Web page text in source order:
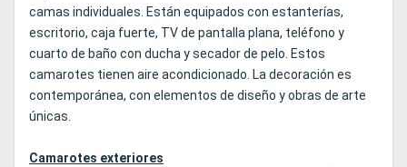
camas individuales. Están equipados con estanterías,
escritorio, caja fuerte, TV de pantalla plana, teléfono y
cuarto de baño con ducha y secador de pelo. Estos
camarotes tienen aire acondicionado. La decoración es
contemporánea, con elementos de diseño y obras de arte
únicas.
Camarotes exteriores